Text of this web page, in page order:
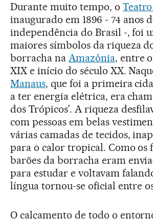
Durante muito tempo, o
inaugurado em 1896 - 74 anos
independência do Brasil -, foi
maiores símbolos da riqueza
borracha na Amazônia, entre
XIX e início do século XX.
Manaus, que foi a primeira
a ter energia elétrica, era
dos Trópicos’. A riqueza
com pessoas em belas
várias camadas de tecidos,
para o calor tropical. Como os
barões da borracha eram
para estudar e voltavam
língua tornou-se oficial entre
O calçamento de todo o